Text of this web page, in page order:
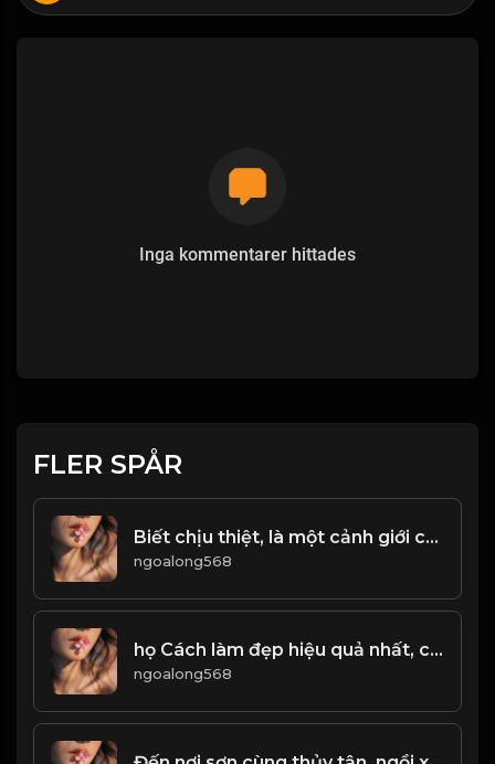
Inga kommentarer hittades
FLER SPÅR
Biết chịu thiệt, là một cảnh giới của việc làm người! & Đạo
ngoalong568
họ Cách làm đẹp hiệu quả nhất, chính là Bảo Dũng! Đạo (1)
ngoalong568